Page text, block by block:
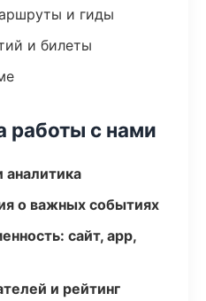
и гиды
и билеты
работы с нами
аналитика
о важных событиях
сайт, app,
и рейтинг